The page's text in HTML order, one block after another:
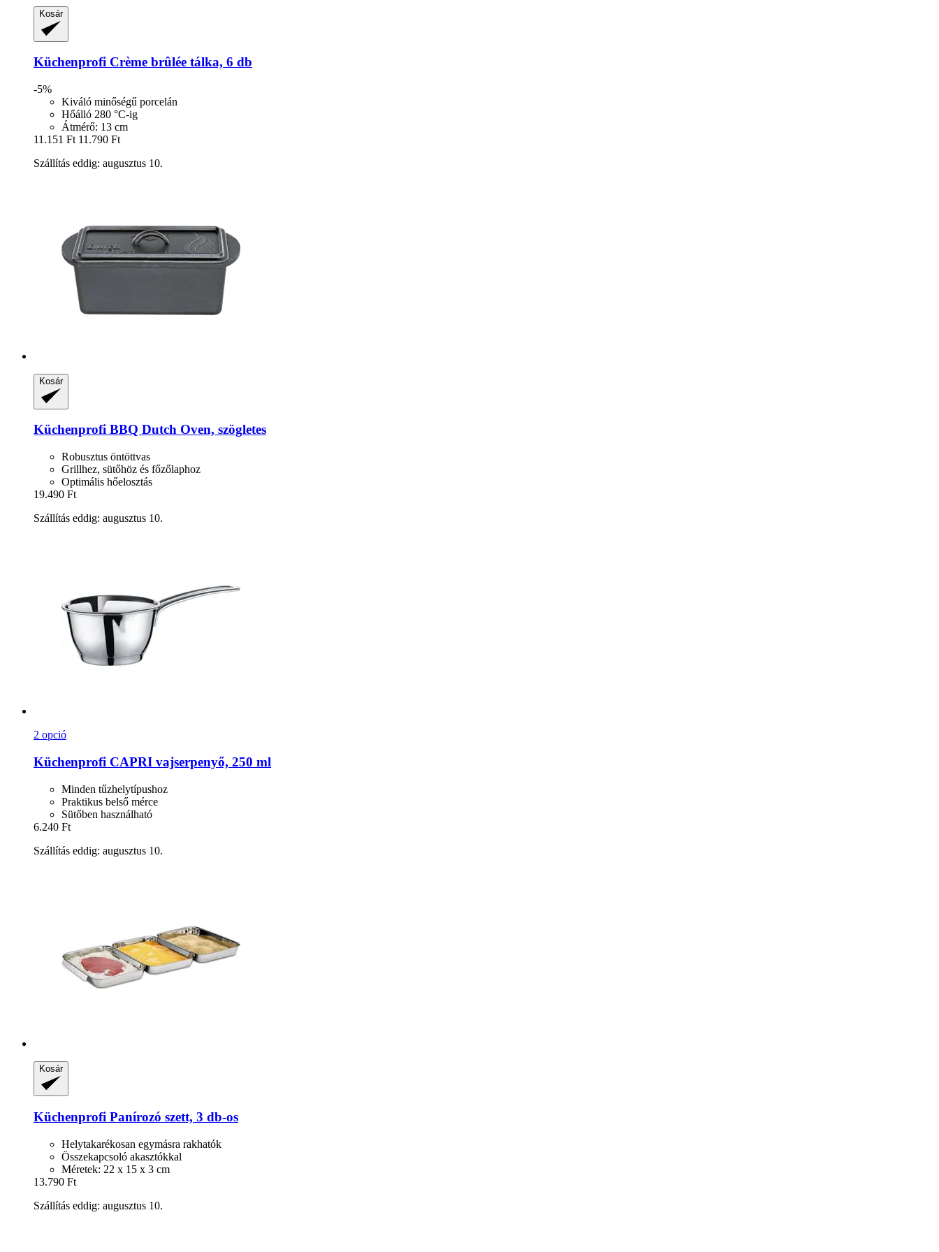
Kosár
Küchenprofi Crème brûlée tálka, 6 db
-5%
Kiváló minőségű porcelán
Hőálló 280 °C-ig
Átmérő: 13 cm
11.151 Ft 11.790 Ft
Szállítás eddig: augusztus 10.
Kosár
Küchenprofi BBQ Dutch Oven, szögletes
Robusztus öntöttvas
Grillhez, sütőhöz és főzőlaphoz
Optimális hőelosztás
19.490 Ft
Szállítás eddig: augusztus 10.
2 opció
Küchenprofi CAPRI vajserpenyő, 250 ml
Minden tűzhelytípushoz
Praktikus belső mérce
Sütőben használható
6.240 Ft
Szállítás eddig: augusztus 10.
Kosár
Küchenprofi Panírozó szett, 3 db-​os
Helytakarékosan egymásra rakhatók
Összekapcsoló akasztókkal
Méretek: 22 x 15 x 3 cm
13.790 Ft
Szállítás eddig: augusztus 10.